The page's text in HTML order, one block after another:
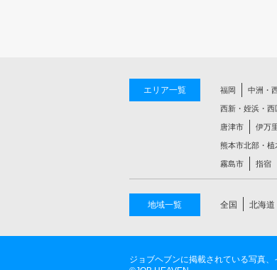
エリア一覧 福岡 中洲・
西新・姪浜・西
唐津市 伊万
熊本市北部・植
霧島市 指宿
地域一覧 全国 北海道
ジョブヘブンに掲載されている写真